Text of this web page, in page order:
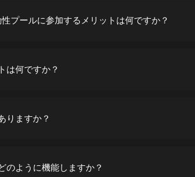
プールに参加するメリットは何ですか？
は何ですか？
りますか？
のように機能しますか？